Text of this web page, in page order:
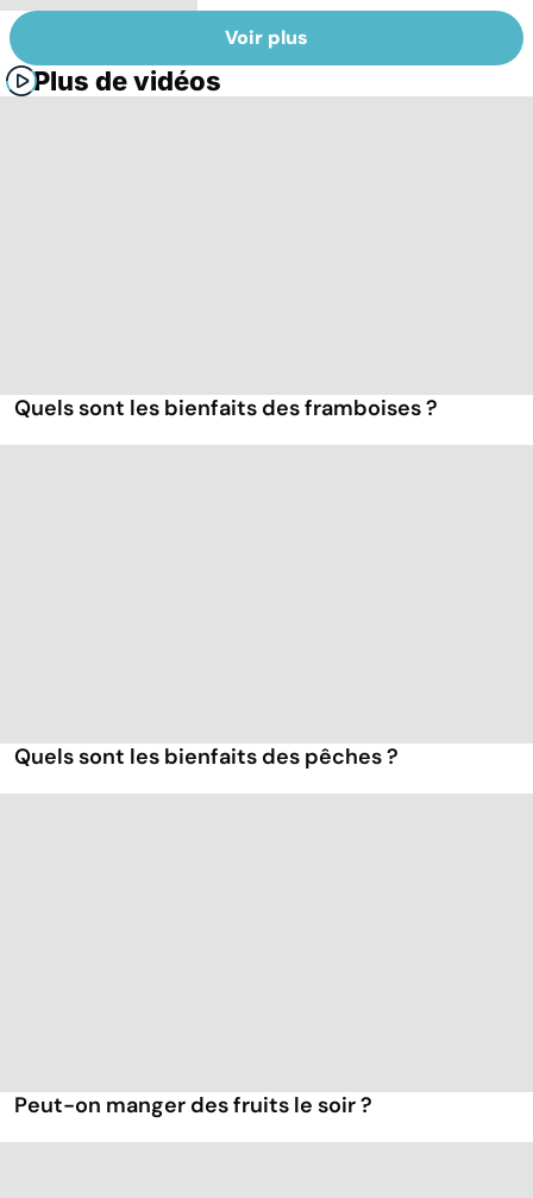
Voir plus
Plus de vidéos
Quels sont les bienfaits des framboises ?
Quels sont les bienfaits des pêches ?
Peut-on manger des fruits le soir ?